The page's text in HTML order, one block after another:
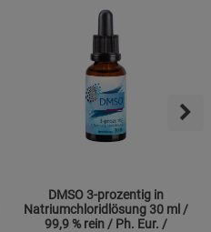
DMSO 3-prozentig in
Natriumchloridlösung 30 ml /
99,9 % rein / Ph. Eur. /